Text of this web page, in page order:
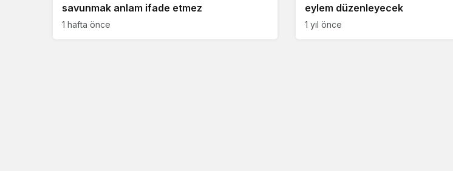
savunmak anlam ifade etmez
1 hafta önce
eylem düzenleyecek
1 yıl önce